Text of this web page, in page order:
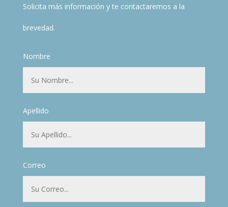
Solicita más información y te contactaremos a la
brevedad.
Nombre
Apellido
Correo